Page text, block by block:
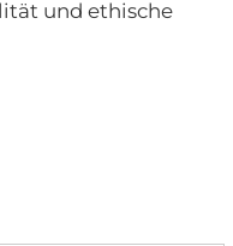
und ethische